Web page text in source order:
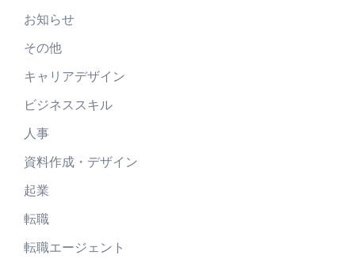
お知らせ
その他
キャリアデザイン
ビジネススキル
人事
資料作成・デザイン
起業
転職
転職エージェント